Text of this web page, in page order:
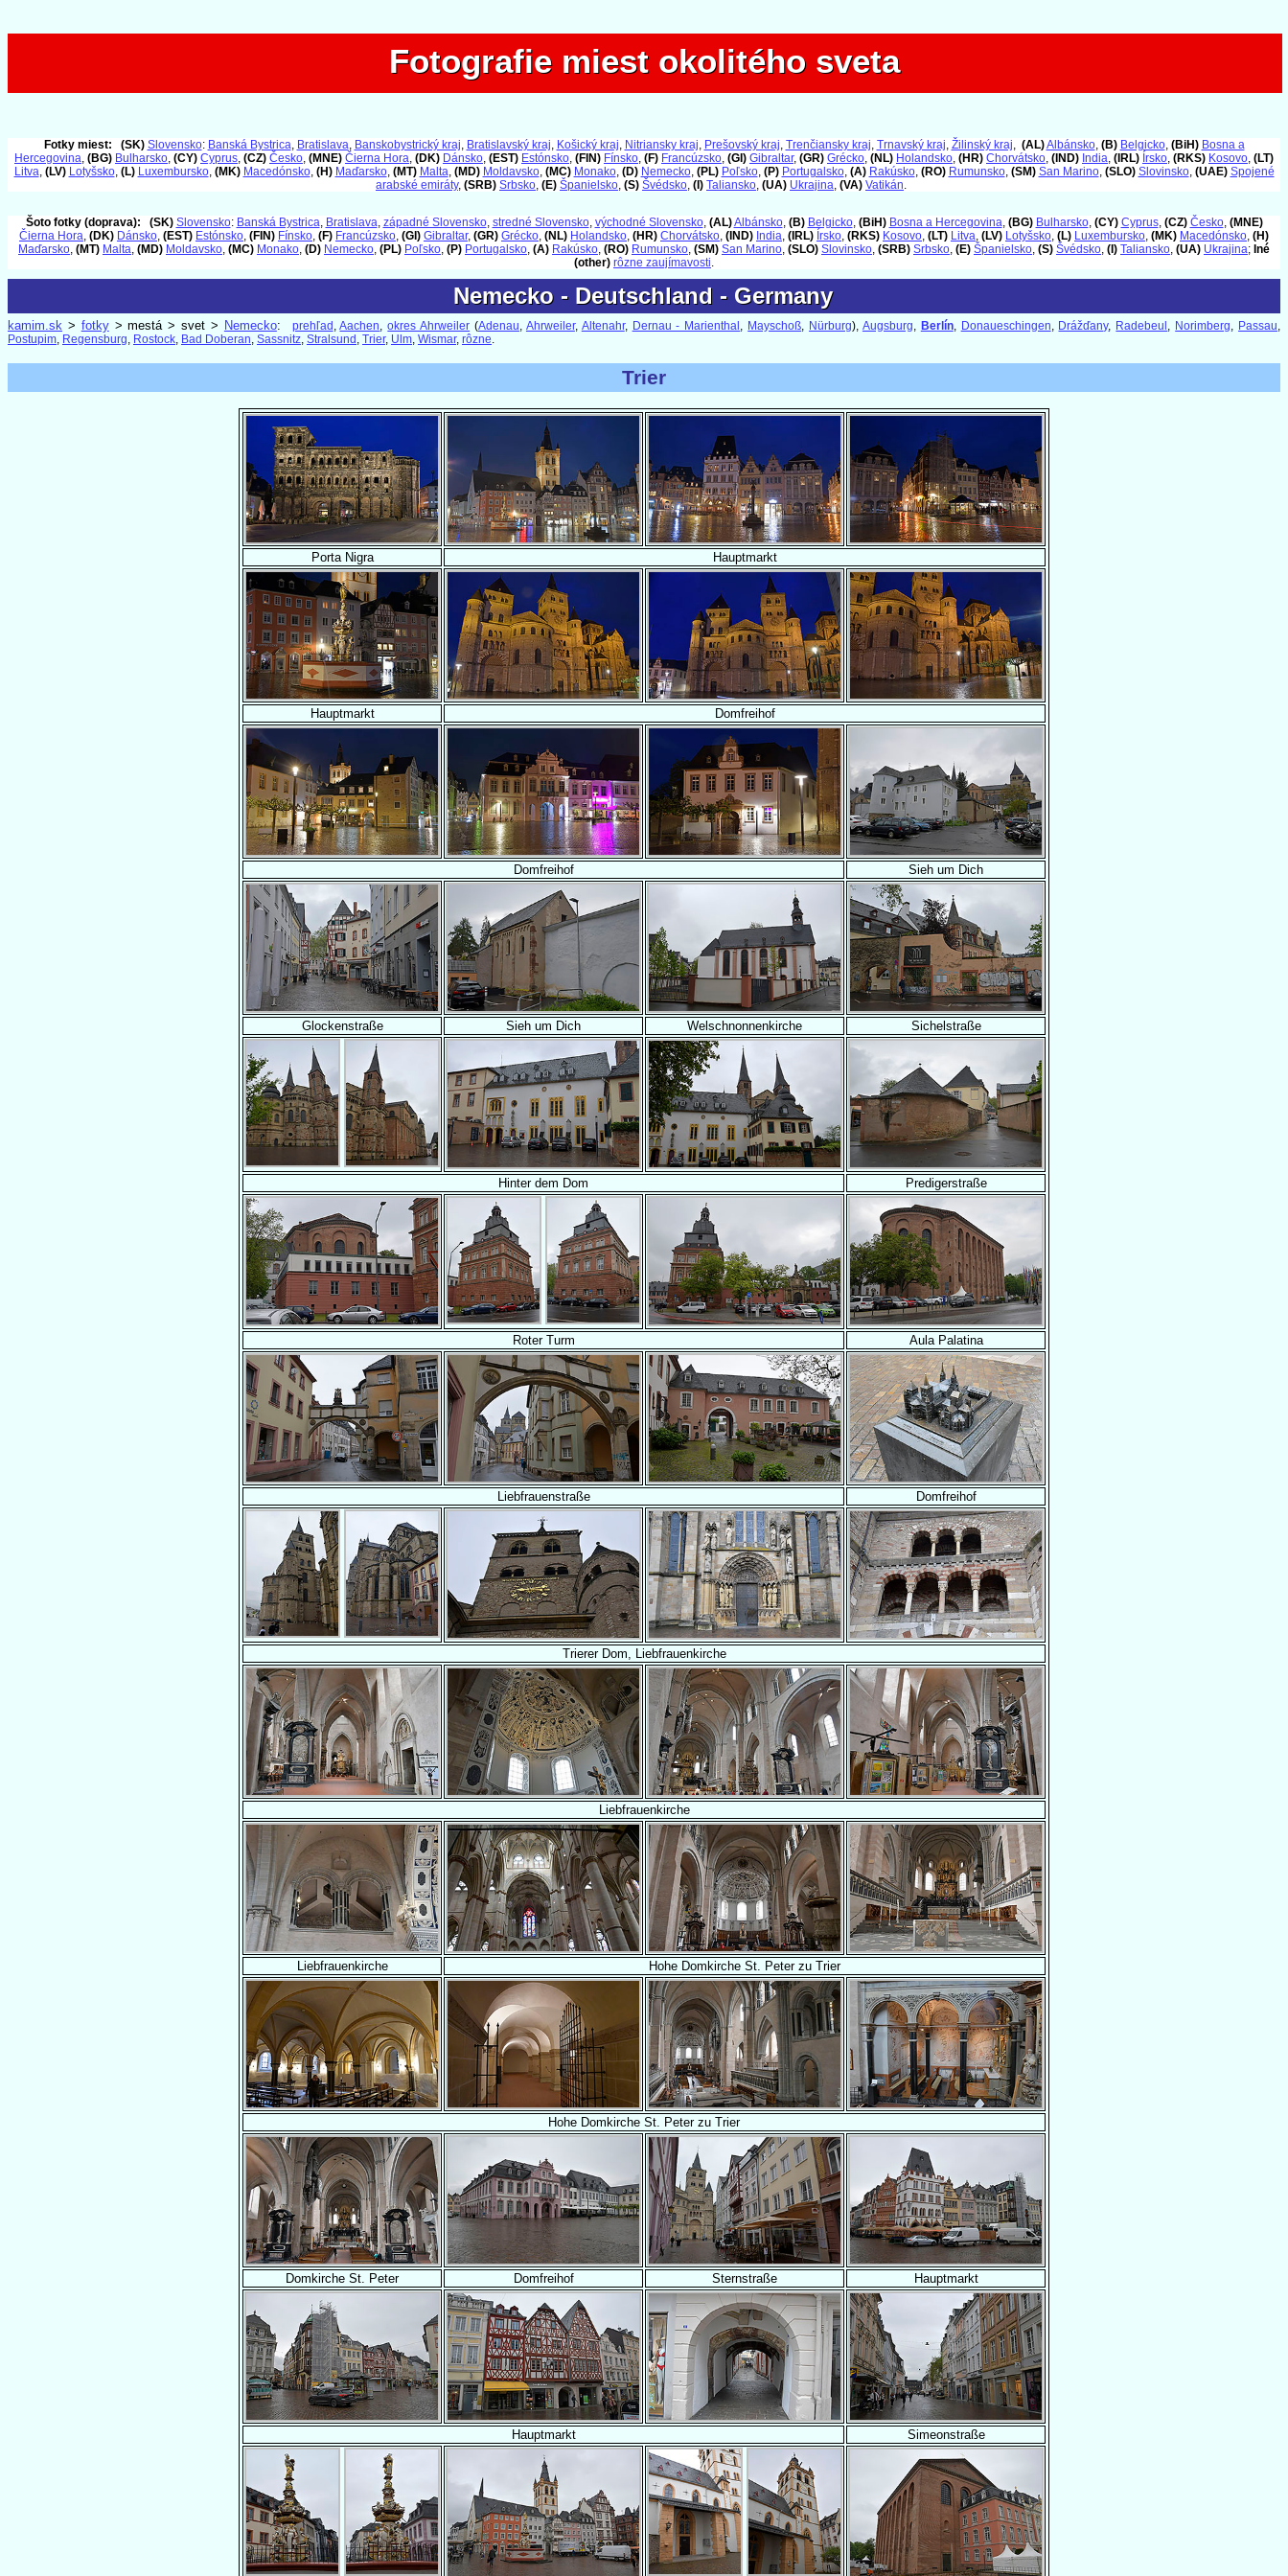
Fotografie miest okolitého sveta
Fotografie miest okolitého sveta
Fotky miest: (SK) Slovensko: Banská Bystrica, Bratislava, Banskobystrický kraj, Bratislavský kraj, Košický kraj, Nitriansky kraj, Prešovský kraj, Trenčiansky kraj, Trnavský kraj, Žilinský kraj, (AL)Albánsko, (B) Belgicko, (BiH) Bosna a
Hercegovina, (BG) Bulharsko, (CY) Cyprus, (CZ) Česko, (MNE) Čierna Hora, (DK) Dánsko, (EST) Estónsko, (FIN) Fínsko, (F) Francúzsko, (GI) Gibraltar, (GR) Grécko, (NL) Holandsko, (HR) Chorvátsko, (IND) India, (IRL) Írsko, (RKS) Kosovo, (LT)
Litva, (LV) Lotyšsko, (L) Luxembursko, (MK) Macedónsko, (H) Maďarsko, (MT) Malta, (MD) Moldavsko, (MC) Monako, (D) Nemecko, (PL) Poľsko, (P) Portugalsko, (A) Rakúsko, (RO) Rumunsko, (SM) San Marino, (SLO) Slovinsko, (UAE) Spojené
arabské emiráty, (SRB) Srbsko, (E) Španielsko, (S) Švédsko, (I) Taliansko, (UA) Ukrajina, (VA) Vatikán.
Šoto fotky (doprava): (SK) Slovensko: Banská Bystrica, Bratislava, západné Slovensko, stredné Slovensko, východné Slovensko, (AL)Albánsko, (B) Belgicko, (BiH) Bosna a Hercegovina, (BG) Bulharsko, (CY) Cyprus, (CZ) Česko, (MNE)
Čierna Hora, (DK) Dánsko, (EST) Estónsko, (FIN) Fínsko, (F) Francúzsko, (GI) Gibraltar, (GR) Grécko, (NL) Holandsko, (HR) Chorvátsko, (IND) India, (IRL) Írsko, (RKS) Kosovo, (LT) Litva, (LV) Lotyšsko, (L) Luxembursko, (MK) Macedónsko, (H)
Maďarsko, (MT) Malta, (MD) Moldavsko, (MC) Monako, (D) Nemecko, (PL) Poľsko, (P) Portugalsko, (A) Rakúsko, (RO) Rumunsko, (SM) San Marino, (SLO) Slovinsko, (SRB) Srbsko, (E) Španielsko, (S) Švédsko, (I) Taliansko, (UA) Ukrajina; Iné
(other) rôzne zaujímavosti.
Nemecko - Deutschland - Germany
Nemecko - Deutschland - Germany
kamim.sk > fotky> mestá > svet > Nemecko: prehľad ,Aachen,okres Ahrweiler (Adenau, Ahrweiler, Altenahr, Dernau - Marienthal , Mayschoß, Nürburg), Augsburg, Berlín, Donaueschingen, Drážďany, Radebeul , Norimberg, Passau,
Postupim, Regensburg, Rostock, Bad Doberan, Sassnitz, Stralsund , Trier, Ulm, Wismar, rôzne.
Trier
Porta Nigra Hauptmarkt
Hauptmarkt Domfreihof
Domfreihof Sieh um Dich
Glockenstraße Sieh um Dich Welschnonnenkirche Sichelstraße
Hinter dem Dom Predigerstraße
Roter Turm Aula Palatina
Liebfrauenstraße Domfreihof
Trierer Dom, Liebfrauenkirche
Liebfrauenkirche
Liebfrauenkirche Hohe Domkirche St. Peter zu Trier
Hohe Domkirche St. Peter zu Trier
Domkirche St. Peter Domfreihof Sternstraße Hauptmarkt
Hauptmarkt Simeonstraße